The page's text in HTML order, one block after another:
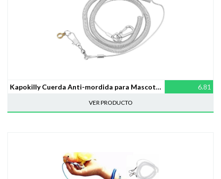
Kapokilly Cuerda Anti-mordida para Mascotas, Anillo para El Pie De Loro Tobillera Arnés para Loro para Pájaros 6M Arnés para Loro para Pájaros Correa Anti-mordida Volar Cuerda De Entrenamiento 6.81
VER PRODUCTO